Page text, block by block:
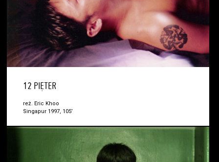
12 PIĘTER
reż. Eric Khoo
Singapur 1997, 105’